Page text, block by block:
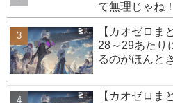
て無理じゃね
【カオゼロま
28～29あたり
るのがほんと
【カオゼロま